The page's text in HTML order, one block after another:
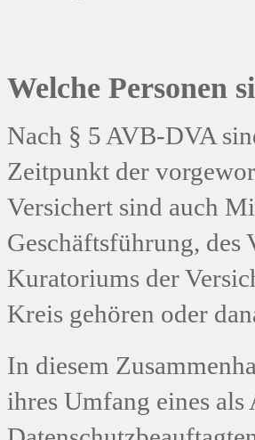
Welche Personen
Nach § 5 AVB-DVA
Zeitpunkt der
Versichert sind auch
Geschäftsführung, des
Kuratoriums der
Kreis gehören oder
In diesem
ihres Umfang eines